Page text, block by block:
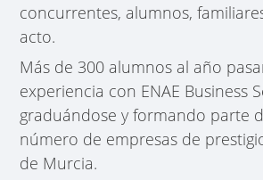
concurrentes, alumnos,
acto.
Más de 300 alumnos al año
experiencia con ENAE Business
graduándose y formando parte
número de empresas de
de Murcia.